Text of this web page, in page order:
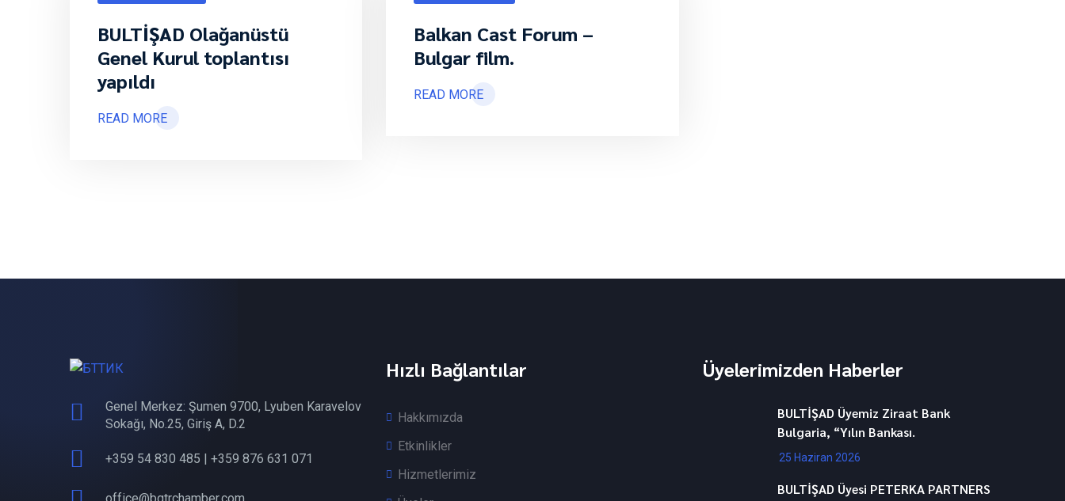
BULTİŞAD Olağanüstü
Genel Kurul toplantısı
yapıldı
READ MORE
Balkan Cast Forum –
Bulgar film.
READ MORE
Genel Merkez: Şumen 9700, Lyuben Karavelov
Sokağı, No.25, Giriş A, D.2
+359 54 830 485 | +359 876 631 071
Hızlı Bağlantılar
Hakkımızda
Etkinlikler
Hizmetlerimiz
Üyelerimizden Haberler
BULTİŞAD Üyemiz Ziraat Bank
Bulgaria, “Yılın Bankası.
25 Haziran 2026
BULTİŞAD Üyesi PETERKA PARTNERS